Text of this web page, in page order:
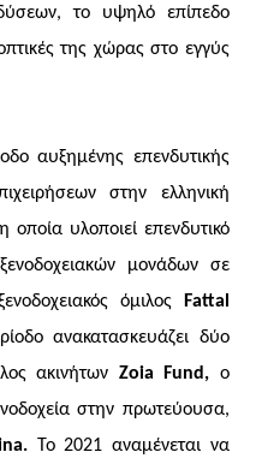
το υψηλό επίπεδο
της χώρας στο εγγύς
αυξημένης επενδυτικής
στην ελληνική
οποία υλοποιεί επενδυτικό
μονάδων σε
όμιλος
Fattal
ανακατασκευάζει δύο
ακινήτων Zoia Fund , ο
στην πρωτεύουσα,
Το 2021 αναμένεται να